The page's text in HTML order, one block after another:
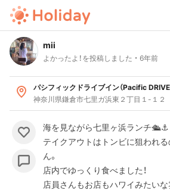
mii
よかったよ！を投稿しました 6年前
パシフィックドライブイン（Pacific
神奈川県鎌倉市七里ガ浜東２丁目１-１２
海を見ながら七里ヶ浜ランチ🛳⚓️
テイクアウトはトンビに狙われ
ん。
店内でゆっくり食べました！
店員さんもお店もハワイみたい